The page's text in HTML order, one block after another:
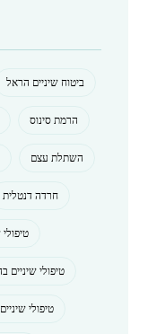
ביטוח שיניים הראל
הרמת סינוס
השתלת עצם
חרדה דנטלית
טיפולי
טיפולי